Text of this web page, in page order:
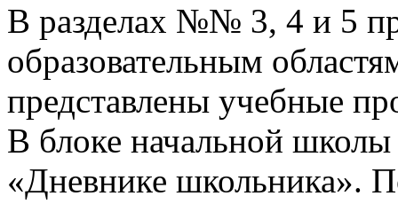
В разделах №№ 3, 4 и 5
образовательным
представлены учебные
В блоке начальной
«Дневнике школьника».